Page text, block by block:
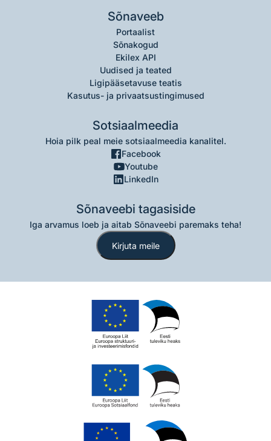
Sõnaveeb
Portaalist
Sõnakogud
Ekilex API
Uudised ja teated
Ligipääsetavuse teatis
Kasutus- ja privaatsustingimused
Sotsiaalmeedia
Hoia pilk peal meie sotsiaalmeedia kanalitel.
Facebook
Youtube
LinkedIn
Sõnaveebi tagasiside
Iga arvamus loeb ja aitab Sõnaveebi paremaks teha!
Kirjuta meile